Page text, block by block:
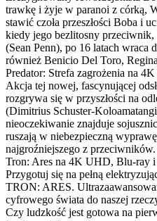
trawkę i żyje w paranoi z córką,
stawić czoła przeszłości Boba i
kiedy jego bezlitosny
(Sean Penn), po 16 latach wraca
również Benicio Del Toro,
Predator: Strefa zagrożenia na
Akcja tej nowej, fascynującej
rozgrywa się w przyszłości na
(Dimitrius Schuster-
nieoczekiwanie znajduje
ruszają w niebezpieczną
najgroźniejszego z przeciwników.
Tron: Ares na 4K UHD, Blu-ray
Przygotuj się na pełną
TRON: ARES.
cyfrowego świata do naszej
Czy ludzkość jest gotowa na